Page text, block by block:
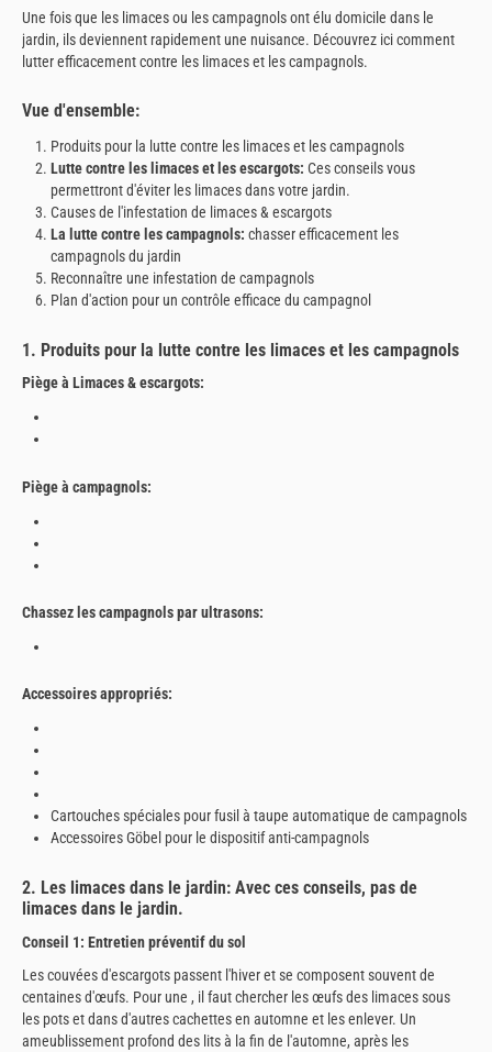
Une fois que les limaces ou les campagnols ont élu domicile dans le
jardin, ils deviennent rapidement une nuisance. Découvrez ici comment
lutter efficacement contre les limaces et les campagnols.
Vue d'ensemble:
Produits pour la lutte contre les limaces et les campagnols
Lutte contre les limaces et les escargots: Ces conseils vous
permettront d'éviter les limaces dans votre jardin.
Causes de l'infestation de limaces & escargots
La lutte contre les campagnols: chasser efficacement les
campagnols du jardin
Reconnaître une infestation de campagnols
Plan d'action pour un contrôle efficace du campagnol
1. Produits pour la lutte contre les limaces et les campagnols
Piège à Limaces & escargots:
Piège à campagnols:
Chassez les campagnols par ultrasons:
Accessoires appropriés:
Cartouches spéciales pour fusil à taupe automatique de campagnols
Accessoires Göbel pour le dispositif anti-campagnols
2. Les limaces dans le jardin: Avec ces conseils, pas de
limaces dans le jardin.
Conseil 1: Entretien préventif du sol
Les couvées d'escargots passent l'hiver et se composent souvent de
centaines d'œufs. Pour une , il faut chercher les œufs des limaces sous
les pots et dans d'autres cachettes en automne et les enlever. Un
ameublissement profond des lits à la fin de l'automne, après les